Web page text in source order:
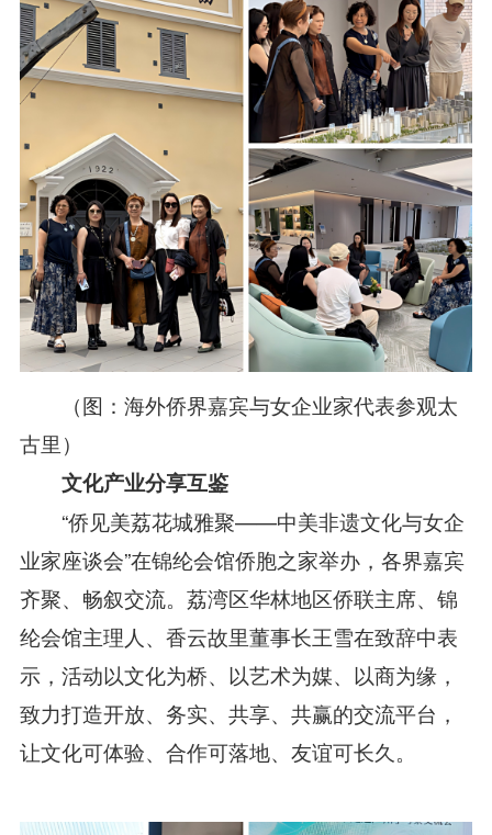
（图：海外侨界嘉宾与女企业家代表参观太
古里）
文化产业分享互鉴
“侨见美荔花城雅聚——中美非遗文化与女企
业家座谈会”在锦纶会馆侨胞之家举办， 各界嘉宾
齐聚、 畅叙交流。 荔湾区华林地区侨联主席、 锦
纶会馆主理人、香云故里董事长王雪在致辞中表
示，活动以文化为桥、以艺术为媒、以商为缘，
致力打造开放、务实、共享、共赢的交流平台，
让文化可体验、合作可落地、友谊可长久。